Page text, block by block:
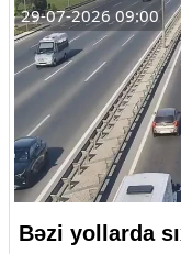
29-07-2026 09:00
Bəzi yollarda